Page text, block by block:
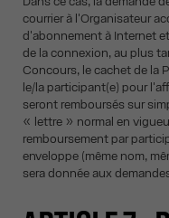
courrier à l'Organisateur
d'abonnement à Internet
de la connexion, au plus
Concours, le cachet de la
le/la participant(e) pour
seront remboursés sur
« lettre » normal en
remboursement par
enveloppe (même nom,
sera donnée aux